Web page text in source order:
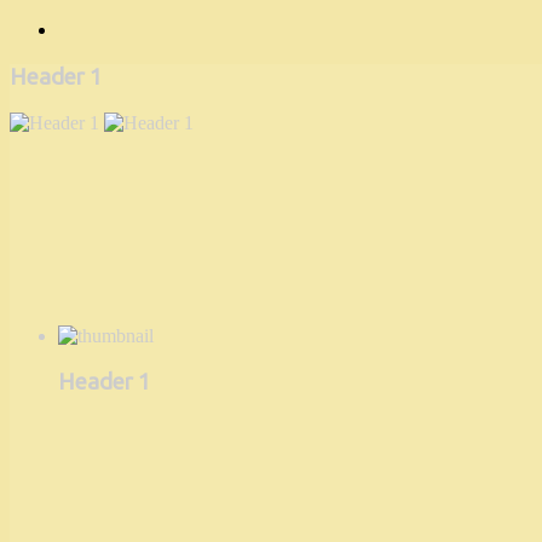
Header 1
Header 1